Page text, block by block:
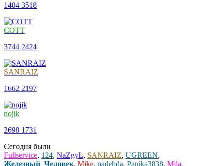
1404 3518
COTT
3744 2424
SANRAIZ
1662 2197
nojik
2698 1731
Сегодня были
Fullservice, 124, NaZgyL, SANRAIZ, UGREEN,
Железный_Человек, Mike, nadehda, Panika3838, Mila,